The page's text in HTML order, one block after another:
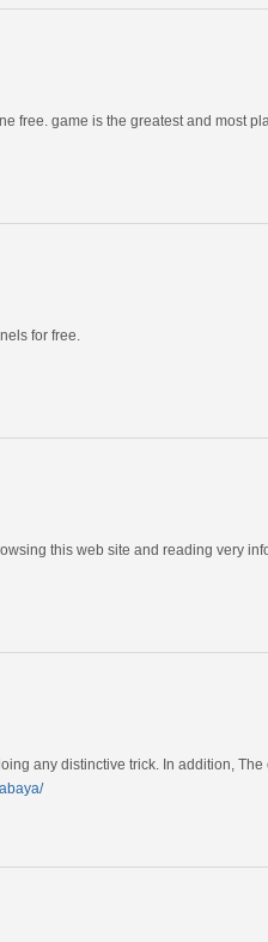
free. game is the greatest and most
for free.
this web site and reading very
any distinctive trick. In addition, The